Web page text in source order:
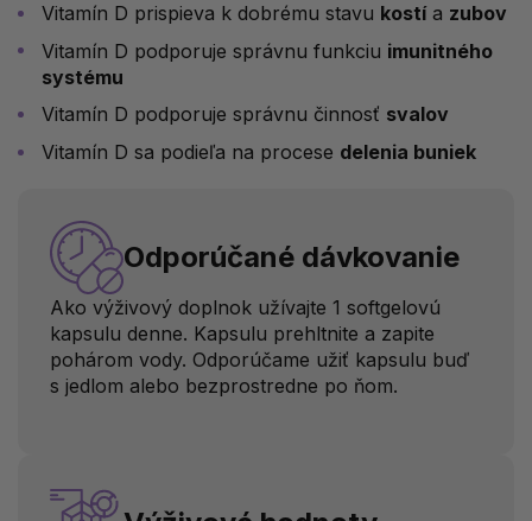
Vitamín D prispieva k dobrému stavu kostí a zubov
Vitamín D podporuje správnu funkciu imunitného
systému
Vitamín D podporuje správnu činnosť svalov
Vitamín D sa podieľa na procese delenia buniek
Odporúčané dávkovanie
Ako výživový doplnok užívajte 1 softgelovú
kapsulu denne. Kapsulu prehltnite a zapite
pohárom vody. Odporúčame užiť kapsulu buď
s jedlom alebo bezprostredne po ňom.